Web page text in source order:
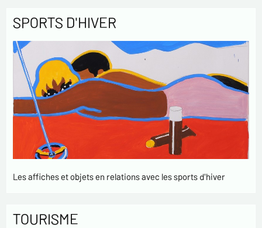
SPORTS D'HIVER
Les affiches et objets en relations avec les sports d'hiver
TOURISME